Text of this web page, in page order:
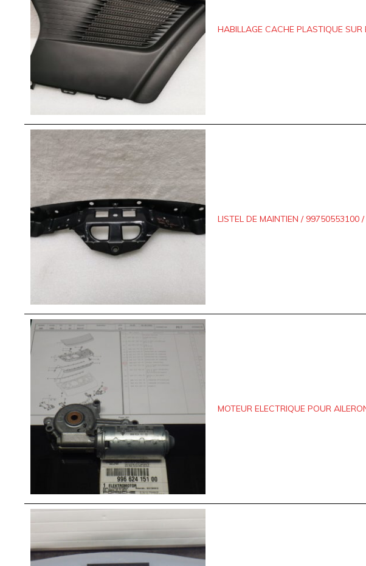
HABILLAGE CACHE PLASTIQUE
LISTEL DE MAINTIEN / 99750553100
MOTEUR ELECTRIQUE POUR